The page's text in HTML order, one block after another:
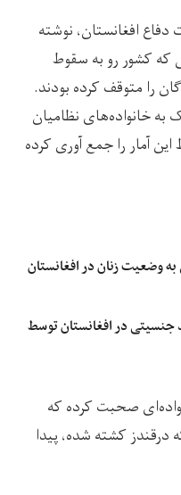
دفاع افغانستان، نوشته
کشور رو به سقوط
را متوقف کرده بودند.
خانواده‌های نظامیان
آمار را جمع آوری کرده
وضعیت زنان در افغانستان
جنسیتی در افغانستان توسط
صحبت کرده که
درقندز کشته شده،‌ پیدا